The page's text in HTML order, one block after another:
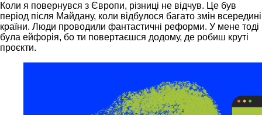
Коли я повернувся з Європи, різниці не відчув. Це був
період після Майдану, коли відбулося багато змін всередині
країни. Люди проводили фантастичні реформи. У мене тоді
була ейфорія, бо ти повертаєшся додому, де робиш круті
проєкти.